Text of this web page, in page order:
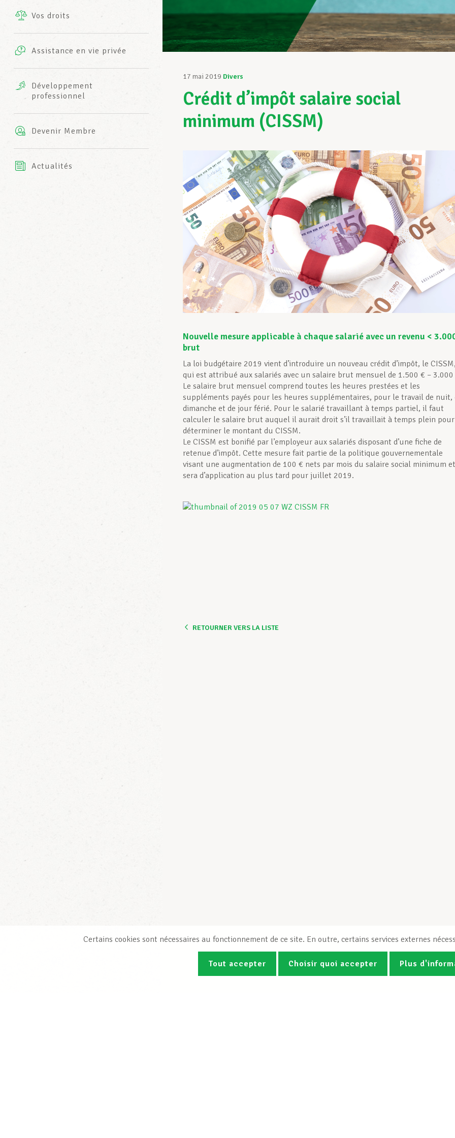
INFO-CENTER
Vos droits
Assistance en vie privée
complémentaires
AXA
Développement
professionnel
Devenir Membre
Actualités
17 mai 2019 Divers
Crédit d’impôt salaire social
minimum (CISSM)
Nouvelle mesure applicable à chaque salarié avec un revenu <
brut
La loi budgétaire 2019 vient d’introduire un nouveau crédit d’impôt, le
qui est attribué aux salariés avec un salaire brut mensuel de 1.500 € – 3.000
Le salaire brut mensuel comprend toutes les heures prestées et les
suppléments payés pour les heures supplémentaires, pour le travail de nuit,
dimanche et de jour férié. Pour le salarié travaillant à temps partiel, il faut
calculer le salaire brut auquel il aurait droit s’il travaillait à temps plein pour
déterminer le montant du CISSM.
Le CISSM est bonifié par l’employeur aux salariés disposant d’une fiche de
retenue d’impôt. Cette mesure fait partie de la politique gouvernementale
visant une augmentation de 100 € nets par mois du salaire social minimum et
sera d’application au plus tard pour juillet 2019.
RETOURNER VERS LA LISTE
Certains cookies sont nécessaires au fonctionnement de ce site. En outre, certains services externes
Tout accepter Choisir quoi accepter Plus